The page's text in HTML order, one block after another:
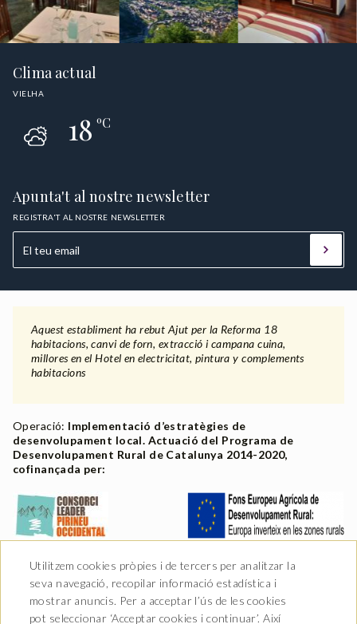
Clima actual
VIELHA
18ºC
Apunta't al nostre newsletter
REGISTRA'T AL NOSTRE NEWSLETTER
Aquest establiment ha rebut Ajut per la Reforma 18
habitacions, canvi de forn, extracció i campana cuina,
millores en el Hotel en electricitat, pintura y complements
habitacions
Operació: Implementació d’estratègies de
desenvolupament local. Actuació del Programa de
Desenvolupament Rural de Catalunya 2014-2020,
cofinançada per:
Utilitzem cookies pròpies i de tercers per analitzar la
seva navegació, recopilar informació estadística i
mostrar anuncis. Per a acceptar l’ús de les cookies
pot seleccionar ‘Acceptar cookies i continuar’. Així